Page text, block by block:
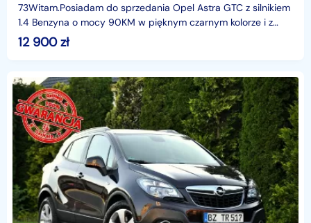
73Witam.Posiadam do sprzedania Opel Astra GTC z silnikiem
1.4 Benzyna o mocy 90KM w pięknym czarnym kolorze i z
rewelacyjnym Silnikiem. Auto bardzo zadbane. śro
12 900zł